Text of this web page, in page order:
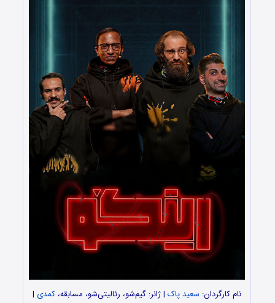
نام کارگردان: سعید پاک | ژانر: گیم‌شو، رئالیتی‌شو، مسابقه، کمدی |